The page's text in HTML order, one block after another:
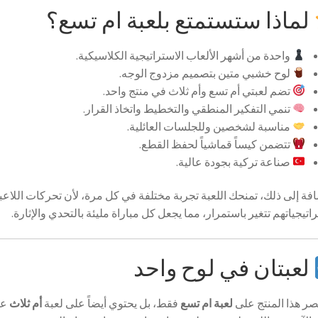
لماذا ستستمتع بلعبة ام تسع؟
واحدة من أشهر الألعاب الاستراتيجية الكلاسيكية.
لوح خشبي متين بتصميم مزدوج الوجه.
تضم لعبتي أم تسع وأم ثلاث في منتج واحد.
تنمي التفكير المنطقي والتخطيط واتخاذ القرار.
مناسبة لشخصين وللجلسات العائلية.
تتضمن كيساً قماشياً لحفظ القطع.
صناعة تركية بجودة عالية.
إلى ذلك، تمنحك اللعبة تجربة مختلفة في كل مرة، لأن تحركات
تتغير باستمرار، مما يجعل كل مباراة مليئة بالتحدي والإثارة.
لعبتان في لوح واحد
هذا المنتج على لعبة ام تسع فقط، بل يحتوي أيضاً على لعبةأم ثلاث